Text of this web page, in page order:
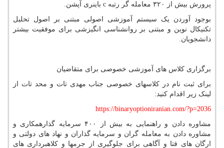
پرورش بیش از ۳۲۰ معامله گر رتبه c باینری آپشن.
بوجود آوردن یک سیستم آموزشی اصولی مبتنی بر اصول تحلیل
تکنیکال نوین و مبتنی بر روانشناسی انگیزشی برای موفقیت بیشتر
دانشجویان.
برگزاری کلاس های آموزشی خصوصی برای متقاضیان
برای ثبت نام در کلاسهای خصوصی جناب مهدی تات و محد تات از
لینک زیر اقدام کنید:
https://binaryoptioniranian.com/?p=2036
مشاوره دادن و راهنمایی به بیش از ۴۰۰ سرمایه گذارهمکاری و
مشاوره دادن به معامله گران و سرمایه گذاران و نهاد های دولتی و
ارگان های فتا و آگاهی برای جلوگیری از جرمها و کلاهبرداری های